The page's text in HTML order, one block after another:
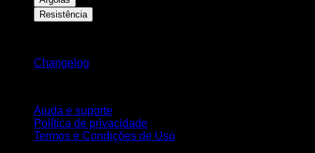
Resistência
Changelog
Ajuda e suporte
Política de privacidade
Termos e Condições de Uso